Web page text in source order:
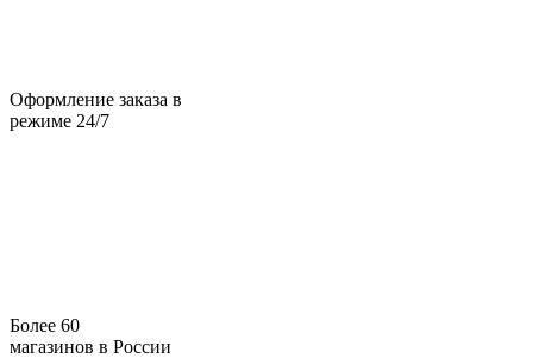
Оформление заказа в
режиме 24/7
Более 60
магазинов в России